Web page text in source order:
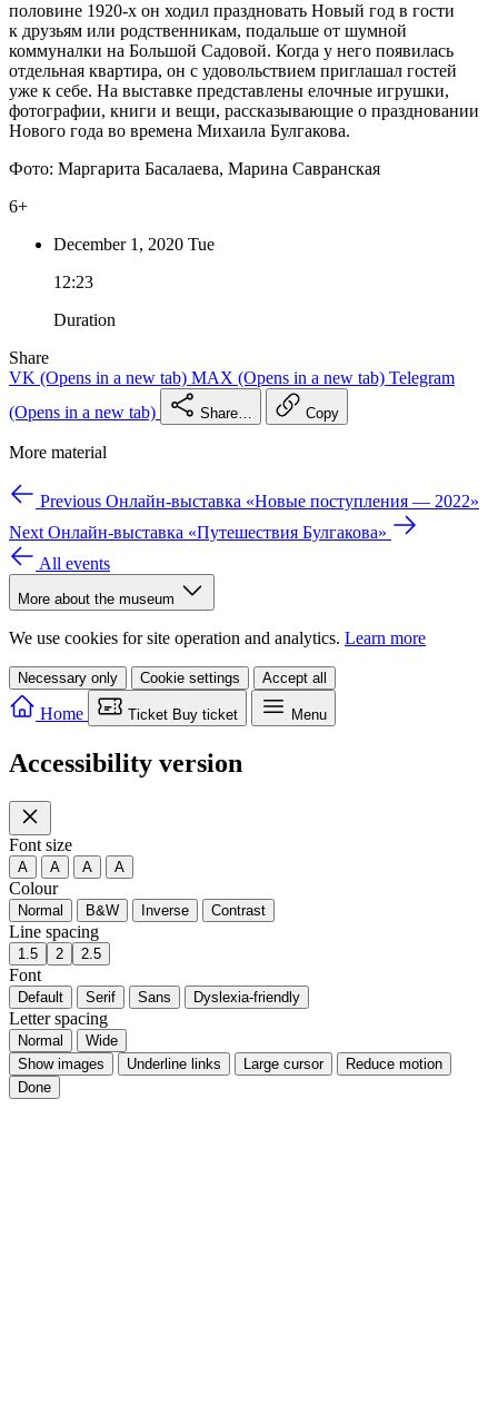
половине 1920-х он ходил праздновать Новый год в гости
к друзьям или родственникам, подальше от шумной
коммуналки на Большой Садовой. Когда у него появилась
отдельная квартира, он с удовольствием приглашал гостей
уже к себе. На выставке представлены елочные игрушки,
фотографии, книги и вещи, рассказывающие о праздновании
Нового года во времена Михаила Булгакова.
Фото: Маргарита Басалаева, Марина Савранская
6+
December 1, 2020 Tue
12:23
Duration
Share
VK (Opens in a new tab) MAX (Opens in a new tab) Telegram
(Opens in a new tab)
Share… Copy
More material
Previous Онлайн-выставка «Новые поступления — 2022»
Next Онлайн-выставка «Путешествия Булгакова»
All events
More about the museum
We use cookies for site operation and analytics. Learn more
Necessary only Cookie settings Accept all
Home Ticket Buy ticket Menu
Accessibility version
Font size
A A A A
Colour
Normal B&W Inverse Contrast
Line spacing
1.5 2 2.5
Font
Default Serif Sans Dyslexia-friendly
Letter spacing
Normal
Wide
Show images
Underline links Large cursor
Reduce motion
Done